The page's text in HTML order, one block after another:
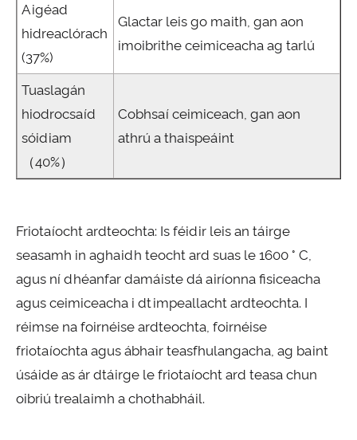
Aigéad
hidreaclórach
(37%)
Glactar leis go maith, gan aon
imoibrithe ceimiceacha ag tarlú
Tuaslagán
hiodrocsaíd
sóidiam
（40%）
Cobhsaí ceimiceach, gan aon
athrú a thaispeáint
Friotaíocht ardteochta: Is féidir leis an táirge
seasamh in aghaidh teocht ard suas le 1600 ° C,
agus ní dhéanfar damáiste dá airíonna fisiceacha
agus ceimiceacha i dtimpeallacht ardteochta. I
réimse na foirnéise ardteochta, foirnéise
friotaíochta agus ábhair teasfhulangacha, ag baint
úsáide as ár dtáirge le friotaíocht ard teasa chun
oibriú trealaimh a chothabháil.